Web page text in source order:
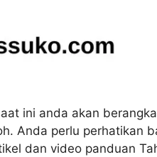
ini anda akan
Anda perlu perhatikan
dan video panduan